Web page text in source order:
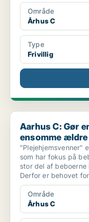
Område
Århus C
Type
Frivillig
Aarhus C: Gør en
Aarhus C: Gør
ensomme ældre
"Plejehjemsvenner"
som har fokus på
stor del af
Derfor er behovet
Område
Århus C